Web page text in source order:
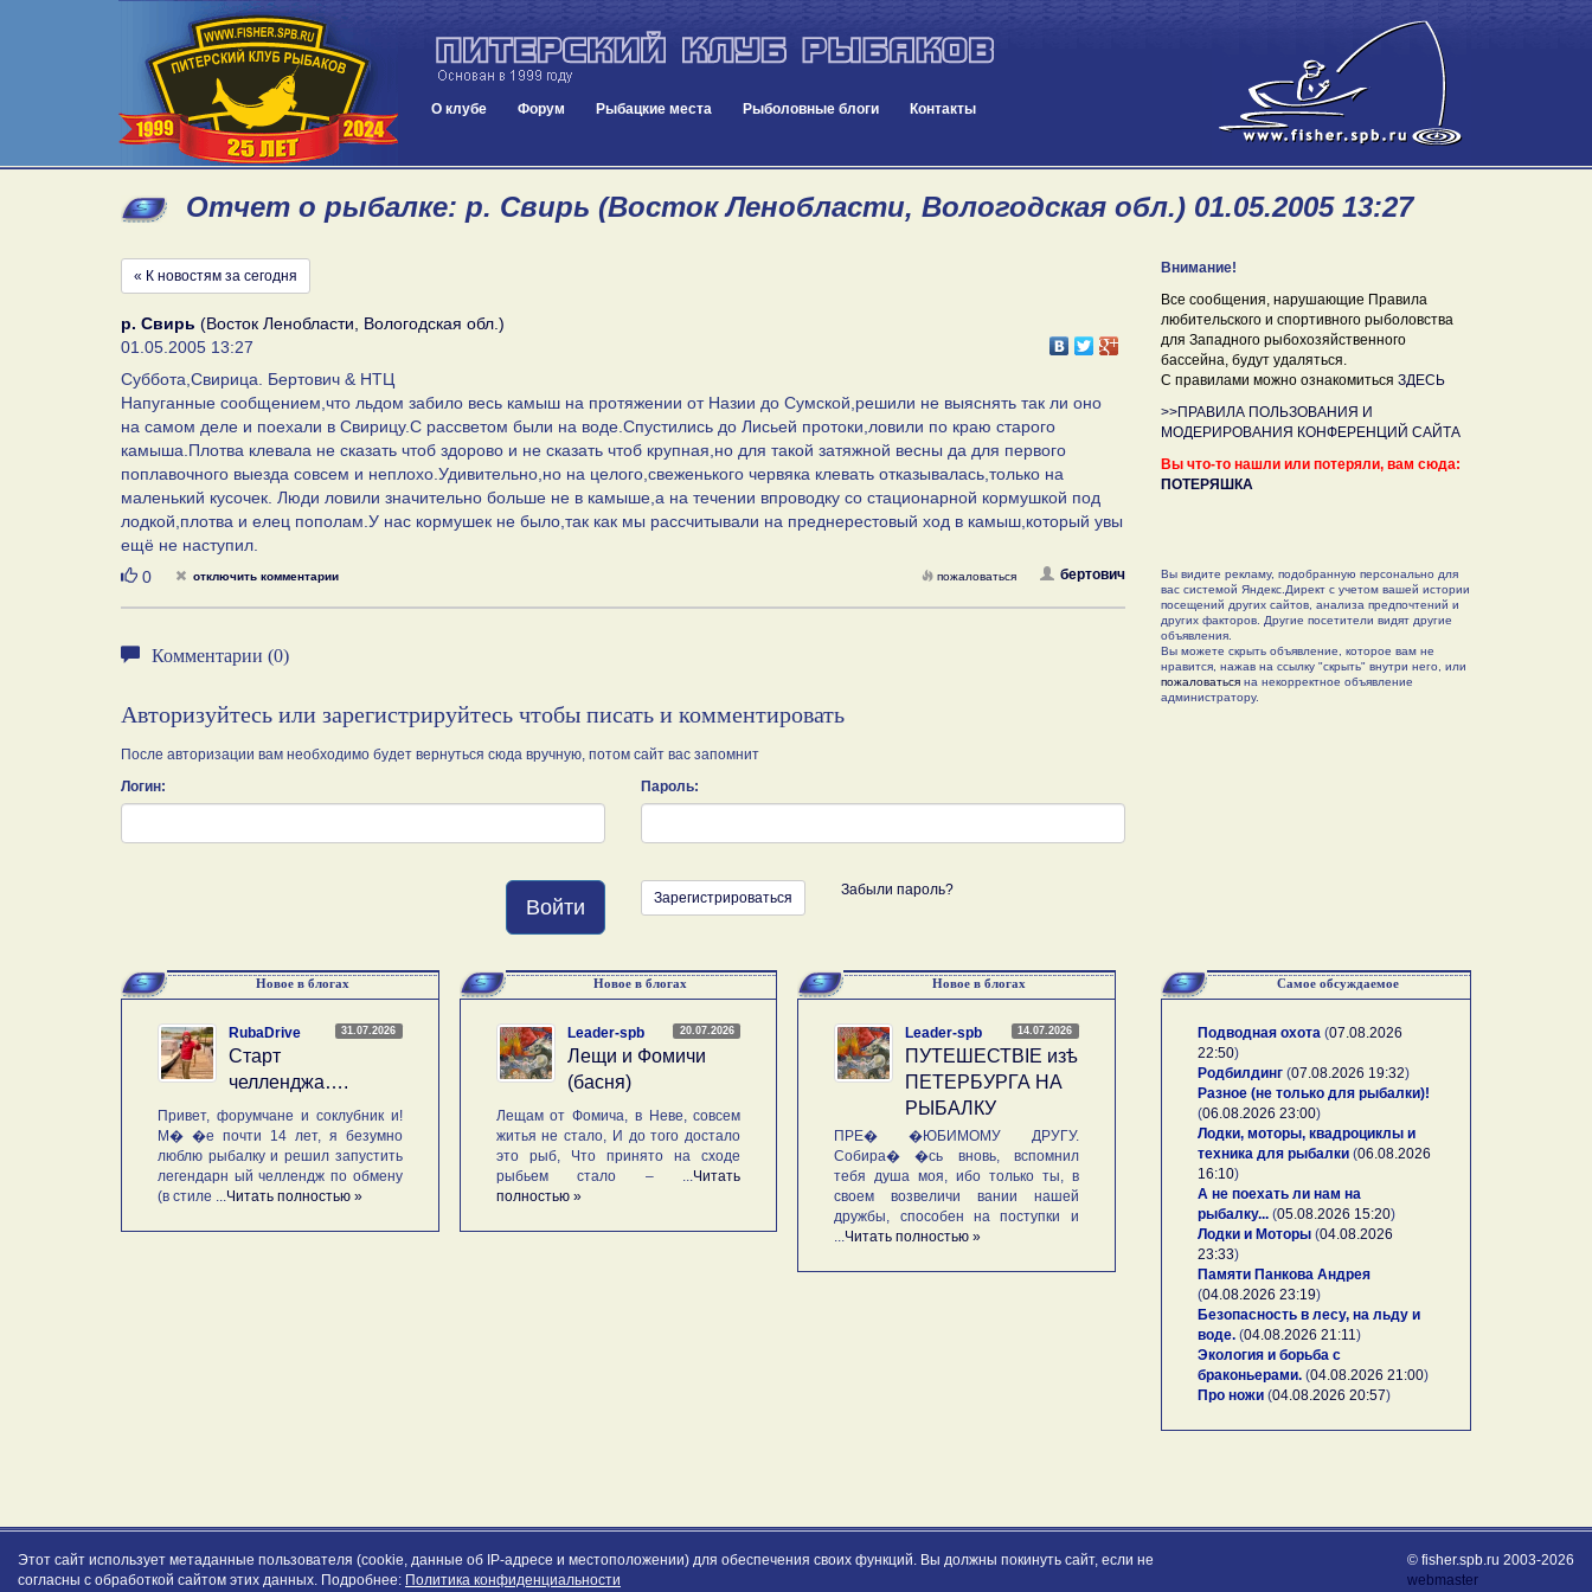
О клубе Форум Рыбацкие места Рыболовные блоги Контакты
Отчет о рыбалке: р. Свирь (Восток Ленобласти, Вологодская обл.) 01.05.2005 13:27
« К новостям за сегодня
р. Свирь (Восток Ленобласти, Вологодская обл.)
01.05.2005 13:27
Суббота,Свирица. Бертович & НТЦ
Напуганные сообщением,что льдом забило весь камыш на протяжении от Назии до Сумской,решили не выяснять так ли оно
на самом деле и поехали в Свирицу.С рассветом были на воде.Спустились до Лисьей протоки,ловили по краю старого
камыша.Плотва клевала не сказать чтоб здорово и не сказать чтоб крупная,но для такой затяжной весны да для первого
поплавочного выезда совсем и неплохо.Удивительно,но на целого,свеженького червяка клевать отказывалась,только на
маленький кусочек. Люди ловили значительно больше не в камыше,а на течении впроводку со стационарной кормушкой под
лодкой,плотва и елец пополам.У нас кормушек не было,так как мы рассчитывали на преднерестовый ход в камыш,который увы
ещё не наступил.
Нравится
0 отключить комментарии бертович
пожаловаться
Комментарии (0)
Авторизуйтесь или зарегистрируйтесь чтобы писать и комментировать
После авторизации вам необходимо будет вернуться сюда вручную, потом сайт вас запомнит
Логин:
Пароль:
Войти Зарегистрироваться Забыли пароль?
Внимание!
Все сообщения, нарушающие Правила
любительского и спортивного рыболовства
для Западного рыбохозяйственного
бассейна, будут удаляться.
С правилами можно ознакомиться ЗДЕСЬ
>>ПРАВИЛА ПОЛЬЗОВАНИЯ И
МОДЕРИРОВАНИЯ КОНФЕРЕНЦИЙ САЙТА
Вы что-то нашли или потеряли, вам сюда:
ПОТЕРЯШКА
Вы видите рекламу, подобранную персонально для
вас системой Яндекс.Директ с учетом вашей истории
посещений других сайтов, анализа предпочтений и
других факторов. Другие посетители видят другие
объявления.
Вы можете скрыть объявление, которое вам не
нравится, нажав на ссылку "скрыть" внутри него, или
пожаловатьсяна некорректное объявление
администратору.
Новое в блогах
31.07.2026
RubaDrive
Старт
челленджа….
Привет, форумчане и соклубник и!
М� �е почти 14 лет, я безумно
люблю рыбалку и решил запустить
легендарн ый челлендж по обмену
(в стиле ...Читать полностью »
Новое в блогах
20.07.2026
Leader-spb
Лещи и Фомичи
(басня)
Лещам от Фомича, в Неве, совсем
житья не стало, И до того достало
это рыб, Что принято на сходе
рыбьем стало – ...Читать
полностью »
Новое в блогах
14.07.2026
Leader-spb
ПУТЕШЕСТВIE изѣ
ПЕТЕРБУРГА НА
РЫБАЛКУ
ПРЕ� �ЮБИМОМУ ДРУГУ.
Собира� �сь вновь, вспомнил
тебя душа моя, ибо только ты, в
своем возвеличи вании нашей
дружбы, способен на поступки и
...Читать полностью »
Самое обсуждаемое
Подводная охота(07.08.2026
22:50)
Родбилдинг(07.08.2026 19:32)
Разное (не только для рыбалки)!
(06.08.2026 23:00)
Лодки, моторы, квадроциклы и
техника для рыбалки(06.08.2026
16:10)
А не поехать ли нам на
рыбалку...(05.08.2026 15:20)
Лодки и Моторы(04.08.2026
23:33)
Памяти Панкова Андрея
(04.08.2026 23:19)
Безопасность в лесу, на льду и
воде.(04.08.2026 21:11)
Экология и борьба с
браконьерами.(04.08.2026 21:00)
Про ножи(04.08.2026 20:57)
Этот сайт использует метаданные пользователя (cookie, данные об IP-адресе и местоположении) для обеспечения своих функций. Вы должны покинуть сайт, если не
согласны с обработкой сайтом этих данных. Подробнее: Политика конфиденциальности
© fisher.spb.ru 2003-2026
webmaster